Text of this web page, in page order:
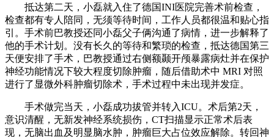
抵达第二天，小磊就入住了德国INI医院完善术前检查，
检查都有专人陪同，无须等待时间，工作人员都很温和贴心指
引。手术前巴教授还同小磊父子俩沟通了病情，进一步解释了
他的手术计划。没有长久的等待和繁琐的检查，抵达德国第三
天便安排了手术，巴教授通过右侧额颞开颅暴露病灶并在保护
神经功能情况下较大程度切除肿瘤，随后借助术中 MRI 对照
进行了显微外科肿瘤切除术，手术过程中未出现并发症。
手术做完当天，小磊成功拔管并转入ICU。术后第2天，
意识清醒，无新发神经系统损伤，CT扫描显示正常术后表
现，无脑出血及明显脑水肿，肿瘤巨大占位效应解除。转回神